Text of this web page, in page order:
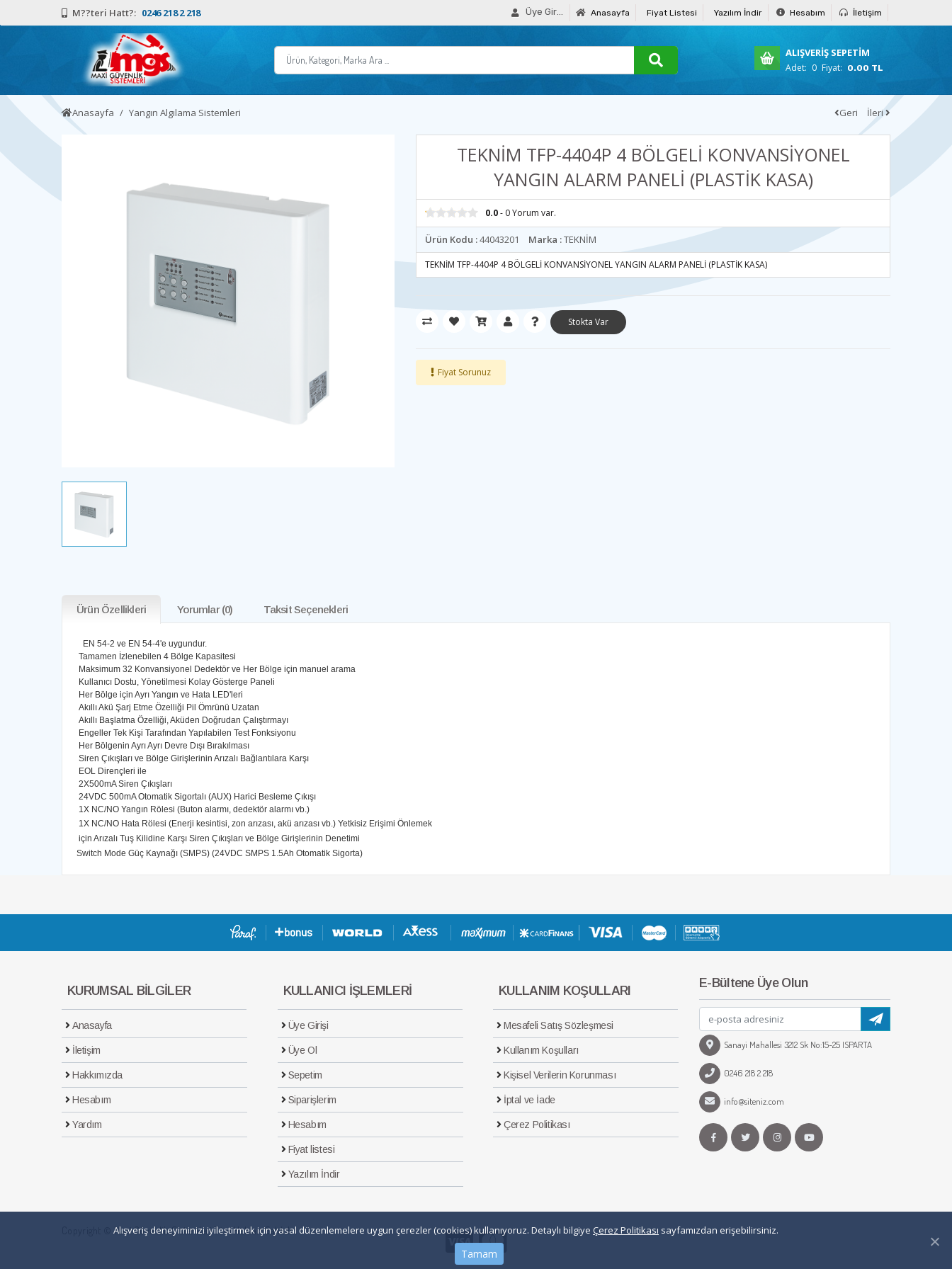
M??teri Hatt?: 0246 218 2 218 Üye Girişi Anasayfa Fiyat Listesi Yazılım İndir Hesabım İletişim
ALIŞVERİŞ SEPETİM
Adet: 0 Fiyat: 0.00 TL
Anasayfa Yangın Algılama Sistemleri Geri İleri
TEKNİM TFP-4404P 4 BÖLGELİ KONVANSİYONEL
YANGIN ALARM PANELİ (PLASTİK KASA)
0.0- 0 Yorum var.
Ürün Kodu :44043201 Marka :TEKNİM
TEKNİM TFP-4404P 4 BÖLGELİ KONVANSİYONEL YANGIN ALARM PANELİ (PLASTİK KASA)
Stokta Var
Fiyat Sorunuz
Ürün Özellikleri Yorumlar(0) Taksit Seçenekleri
EN 54-2 ve EN 54-4'e uygundur.
Tamamen İzlenebilen 4 Bölge Kapasitesi
Maksimum 32 Konvansiyonel Dedektör ve Her Bölge için manuel arama
Kullanıcı Dostu, Yönetilmesi Kolay Gösterge Paneli
Her Bölge için Ayrı Yangın ve Hata LED'leri
Akıllı Akü Şarj Etme Özelliği Pil Ömrünü Uzatan
Akıllı Başlatma Özelliği, Aküden Doğrudan Çalıştırmayı
Engeller Tek Kişi Tarafından Yapılabilen Test Fonksiyonu
Her Bölgenin Ayrı Ayrı Devre Dışı Bırakılması
Siren Çıkışları ve Bölge Girişlerinin Arızalı Bağlantılara Karşı
EOL Dirençleri ile
2X500mA Siren Çıkışları
24VDC 500mA Otomatik Sigortalı (AUX) Harici Besleme Çıkışı
1X NC/NO Yangın Rölesi (Buton alarmı, dedektör alarmı vb.)
1X NC/NO Hata Rölesi (Enerji kesintisi, zon arızası, akü arızası vb.) Yetkisiz Erişimi Önlemek
için Arızalı Tuş Kilidine Karşı Siren Çıkışları ve Bölge Girişlerinin Denetimi
Switch Mode Güç Kaynağı (SMPS) (24VDC SMPS 1.5Ah Otomatik Sigorta)
Alışveriş deneyiminizi iyileştirmek için yasal düzenlemelere uygun çerezler (cookies) kullanıyoruz. Detaylı bilgiye Çerez Politikası sayfamızdan erişebilirsiniz.
Tamam
KURUMSAL BİLGİLER
Anasayfa
İletişim
Hakkımızda
Hesabım
Yardım
KULLANICI İŞLEMLERİ
Üye Girişi
Üye Ol
Sepetim
Siparişlerim
Hesabım
Fiyat listesi
Yazılım İndir
KULLANIM KOŞULLARI
Mesafeli Satış Sözleşmesi
Kullanım Koşulları
Kişisel Verilerin Korunması
İptal ve İade
Çerez Politikası
E-Bültene Üye Olun
Sanayi Mahallesi 3212 Sk No:15-25 ISPARTA
0246 218 2 218
info@siteniz.com
Copyright © Maxi Güvenlik Sistemleri Tüm Hakları Saklıdır.